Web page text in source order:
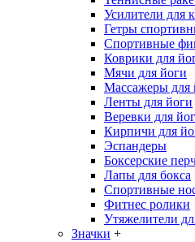
Усилители для
Гетры
Спортивные
Коврики для
Мячи для йоги
Массажеры для
Ленты для йоги
Веревки для
Кирпичи для
Эспандеры
Боксерские
Лапы для бокса
Спортивные
Фитнес ролики
Утяжелители
Значки +